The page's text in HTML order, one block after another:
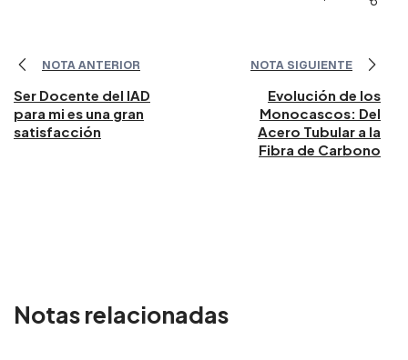
NOTA ANTERIOR
Ser Docente del IAD
para mi es una gran
satisfacción
NOTA SIGUIENTE
Evolución de los
Monocascos: Del
Acero Tubular a la
Fibra de Carbono
Notas relacionadas